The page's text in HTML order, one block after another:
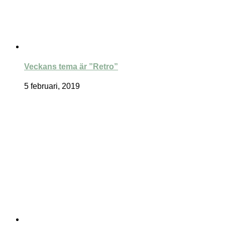
Veckans tema är ”Retro”
5 februari, 2019